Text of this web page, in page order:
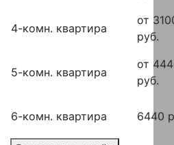
4-комн. квартира
от
руб.
5-комн. квартира
от
руб.
6-комн. квартира 6440